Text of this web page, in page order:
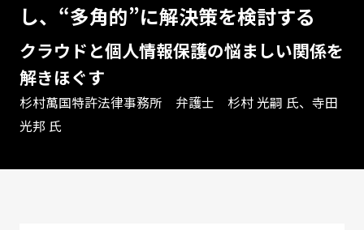
し、“多角的”に解決策を検討する
クラウドと個人情報保護の悩ましい関係を
解きほぐす
杉村萬国特許法律事務所 弁護士 杉村 光嗣 氏、寺田
光邦 氏